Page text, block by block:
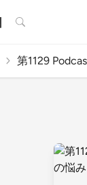
検索
第1129